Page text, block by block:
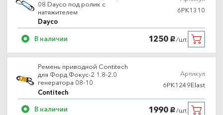
08 Dayco под ролик с
натяжителем
Dayco
6PK1310
В наличии 1250 руб./шт.
Ремень приводной Contitech
для Форд Фокус-2 1.8-2.0
генератора 08-10
Contitech
Артикул
6PK1249Elast
В наличии 1990 руб./шт.